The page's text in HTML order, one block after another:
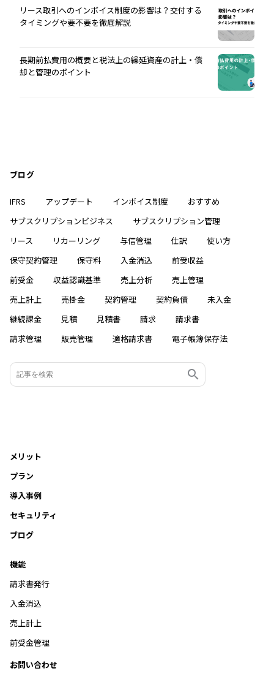
リース取引へのインボイス制度の影響は？交付する
タイミングや要不要を徹底解説
長期前払費用の概要と税法上の繰延資産の計上・償
却と管理のポイント
ブログ
IFRS アップデート インボイス制度
おすすめ
サブスクリプションビジネス
サブスクリプション管理
リース
リカーリング 与信管理 仕訳
使い方
保守契約管理
保守料 入金消込
前受収益
前受金
収益認識基準 売上分析
売上管理
売上計上
売掛金 契約管理 契約負債
未入金
継続課金
見積 見積書 請求
請求書
請求管理
販売管理 適格請求書 電子帳簿保存法
メリット
プラン
導入事例
セキュリティ
ブログ
機能
請求書発行
入金消込
売上計上
前受金管理
お問い合わせ